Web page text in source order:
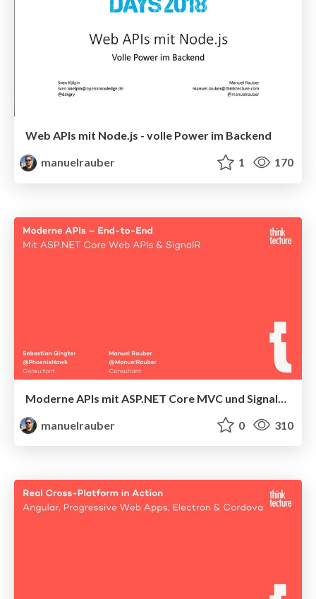
Web APIs mit Node.js - volle Power im Backend
manuelrauber
1 170
manuelrauber
0 310